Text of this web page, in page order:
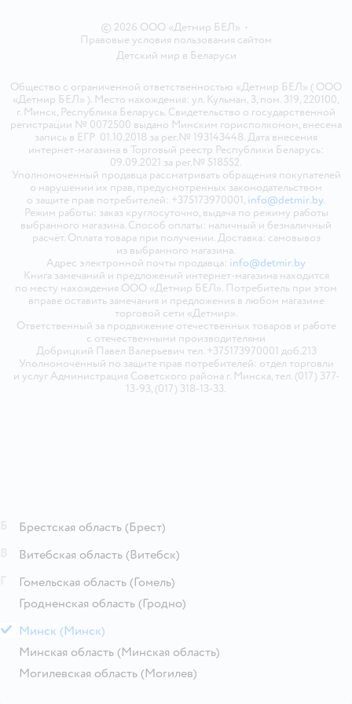
© 2026 ООО «Детмир БЕЛ» •
Правовые условия пользования сайтом
Детский мир в Беларуси
Общество с ограниченной ответственностью «Детмир БЕЛ» ( ООО
«Детмир БЕЛ» ). Место нахождения: ул. Кульман, 3, пом. 319, 220100,
г. Минск, Республика Беларусь. Свидетельство о государственной
регистрации № 0072500 выдано Минским горисполкомом, внесена
запись в ЕГР 01.10.2018 за рег.№ 193143448. Дата внесения
интернет-магазина в Торговый реестр Республики Беларусь:
09.09.2021 за рег.№ 518552.
Уполномоченный продавца рассматривать обращения покупателей
о нарушении их прав, предусмотренных законодательством
о защите прав потребителей: +375173970001, info@detmir.by.
Режим работы: заказ круглосуточно, выдача по режиму работы
выбранного магазина. Способ оплаты: наличный и безналичный
расчёт. Оплата товара при получении. Доставка: самовывоз
из выбранного магазина.
Адрес электронной почты продавца: info@detmir.by
Книга замечаний и предложений интернет-магазина находится
по месту нахождения ООО «Детмир БЕЛ». Потребитель при этом
вправе оставить замечания и предложения в любом магазине
торговой сети «Детмир».
Ответственный за продвижение отечественных товаров и работе
с отечественными производителями
Добрицкий Павел Валерьевич тел. +375173970001 доб.213
Уполномоченный по защите прав потребителей: отдел торговли
и услуг Администрация Советского района г. Минска, тел. (017) 377-
13-93, (017) 318-13-33.
Брестская область (Брест)
Витебская область (Витебск)
Гомельская область (Гомель)
Гродненская область (Гродно)
М Минск (Минск)
Минская область (Минская область)
Могилевская область (Могилев)